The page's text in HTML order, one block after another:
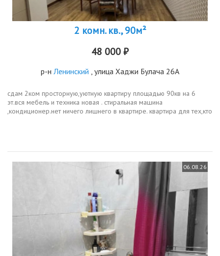
2 комн. кв., 90м²
48 000 ₽
р-н Ленинский , улица Хаджи Булача 26А
сдам 2ком просторную,уютную квартиру площадью 90кв на 6
эт.вся мебель и техника новая . стиральная машина
,кондиционер.нет ничего лишнего в квартире. квартира для тех,кто
06.08.26